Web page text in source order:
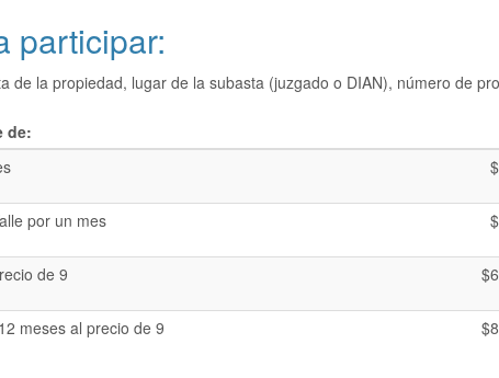
participar:
la propiedad, lugar de la subasta (juzgado o DIAN), número de
de:
por un mes
de 9
meses al precio de 9